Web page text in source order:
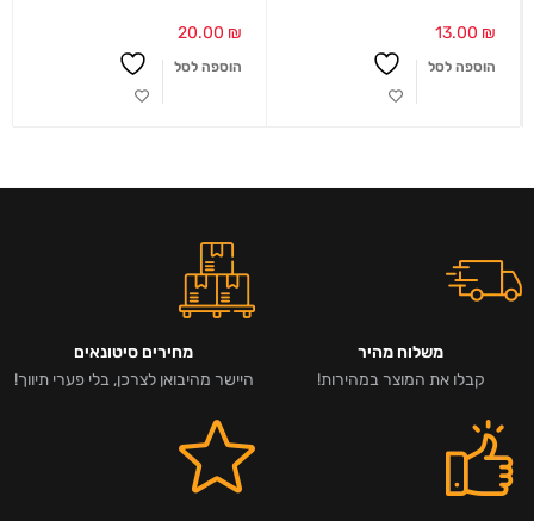
13.00 ₪
הוספה לסל
20.00 ₪
הוספה לסל
משלוח מהיר
קבלו את המוצר במהירות!
מחירים סיטונאים
היישר מהיבואן לצרכן, בלי פערי תיווך!